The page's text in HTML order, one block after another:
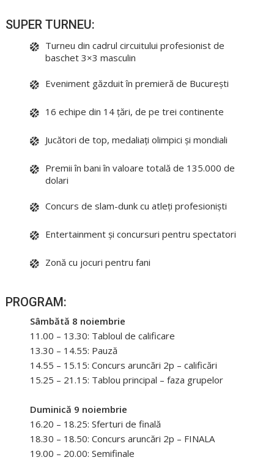
SUPER TURNEU:
Turneu din cadrul circuitului profesionist de
baschet 3×3 masculin
Eveniment găzduit în premieră de București
16 echipe din 14 țări, de pe trei continente
Jucători de top, medaliați olimpici și mondiali
Premii în bani în valoare totală de 135.000 de
dolari
Concurs de slam-dunk cu atleți profesioniști
Entertainment și concursuri pentru spectatori
Zonă cu jocuri pentru fani
PROGRAM:
Sâmbătă 8 noiembrie
11.00 – 13.30: Tabloul de calificare
13.30 – 14.55: Pauză
14.55 – 15.15: Concurs aruncări 2p – calificări
15.25 – 21.15: Tablou principal – faza grupelor
Duminică 9 noiembrie
16.20 – 18.25: Sferturi de finală
18.30 – 18.50: Concurs aruncări 2p – FINALA
19.00 – 20.00: Semifinale